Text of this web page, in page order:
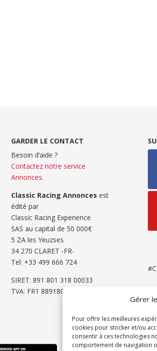
Gérer
Pour offrir les meilleures
cookies pour stocker et/ou
consentir à ces technologies
comportement de navigation
GARDER LE CONTACT
Besoin d’aide ?
Contactez notre service
Annonces.
Classic Racing Annonces est
édité par
Classic Racing Experience
SAS au capital de 50 000€
5 ZA les Yeuzses
34 270 CLARET -FR-
Tel: ‭+33 499 666 724‬
SIRET: 891 801 318 00033
TVA: FR1 8891801318